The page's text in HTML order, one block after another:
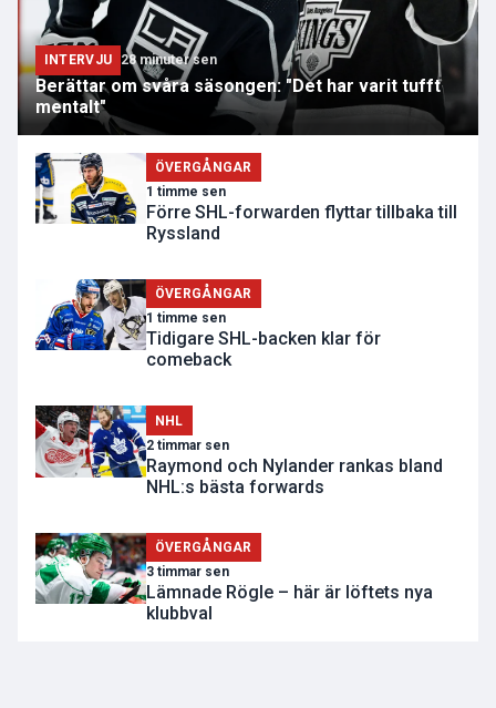
INTERVJU 28 minuter sen
Berättar om svåra säsongen: "Det har varit tufft
mentalt"
ÖVERGÅNGAR
1 timme sen
Förre SHL-forwarden flyttar tillbaka till
Ryssland
ÖVERGÅNGAR
1 timme sen
Tidigare SHL-backen klar för
comeback
NHL
2 timmar sen
Raymond och Nylander rankas bland
NHL:s bästa forwards
ÖVERGÅNGAR
3 timmar sen
Lämnade Rögle – här är löftets nya
klubbval